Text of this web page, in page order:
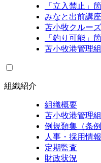
「立入禁止」
みなと出前講座
苫小牧クルー
「釣り可能」
苫小牧港管理
組織紹介
組織概要
苫小牧港管理
例規類集（条
人事・採用情報
定期監査
財政状況